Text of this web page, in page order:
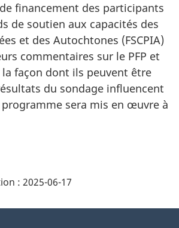
financement des participants
de soutien aux capacités des
et des Autochtones (FSCPIA)
commentaires sur le PFP et
la façon dont ils peuvent être
du sondage influencent
sera mis en œuvre à
: 2025-06-17